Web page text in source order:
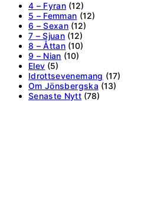
4 – Fyran (12)
5 – Femman (12)
6 – Sexan (12)
7 – Sjuan (12)
8 – Åttan (10)
9 – Nian (10)
Elev (5)
Idrottsevenemang (17)
Om Jönsbergska (13)
Senaste Nytt (78)